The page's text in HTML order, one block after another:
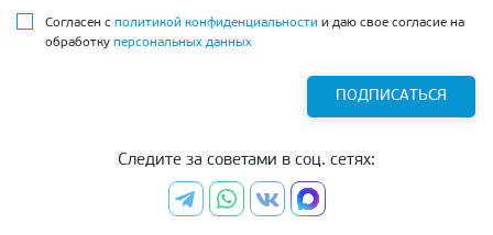
Согласен с политикой конфиденциальности и даю свое согласие на
обработку персональных данных
ПОДПИСАТЬСЯ
Следите за советами в соц. сетях: